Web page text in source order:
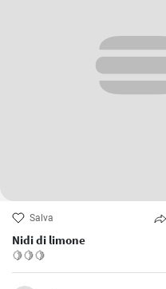
Salva
Nidi di limone
🍋🍋🍋